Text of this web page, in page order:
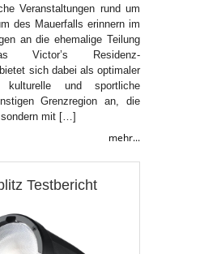
Veranstaltungen rund um
des Mauerfalls erinnern im
an die ehemalige Teilung
Victor’s Residenz-
sich dabei als optimaler
kulturelle und sportliche
Grenzregion an, die
mit […]
mehr...
Testbericht